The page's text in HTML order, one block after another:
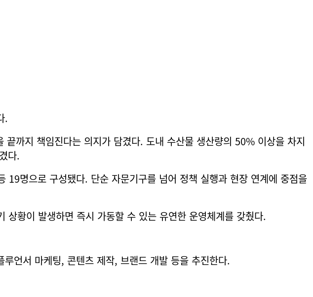
.
까지 책임진다는 의지가 담겼다. 도내 수산물 생산량의 50% 이상을 차지
다.
19명으로 구성됐다. 단순 자문기구를 넘어 정책 실행과 현장 연계에 중점을
상황이 발생하면 즉시 가동할 수 있는 유연한 운영체계를 갖췄다.
언서 마케팅, 콘텐츠 제작, 브랜드 개발 등을 추진한다.